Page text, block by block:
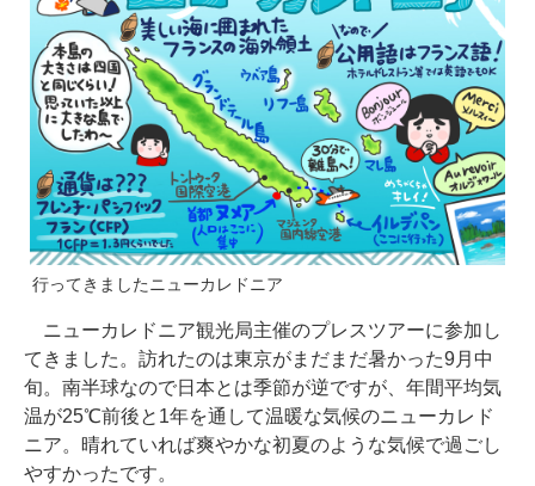
行ってきましたニューカレドニア
ニューカレドニア観光局主催のプレスツアーに参加し
てきました。訪れたのは東京がまだまだ暑かった9月中
旬。南半球なので日本とは季節が逆ですが、年間平均気
温が25℃前後と1年を通して温暖な気候のニューカレド
ニア。晴れていれば爽やかな初夏のような気候で過ごし
やすかったです。